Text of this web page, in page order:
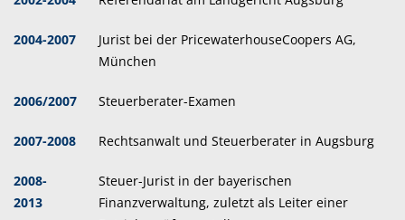
2004-2007
Jurist bei der PricewaterhouseCoopers AG,
München
2006/2007 Steuerberater-Examen
2007-2008 Rechtsanwalt und Steuerberater in Augsburg
2008-
2013
Steuer-Jurist in der bayerischen
Finanzverwaltung, zuletzt als Leiter einer